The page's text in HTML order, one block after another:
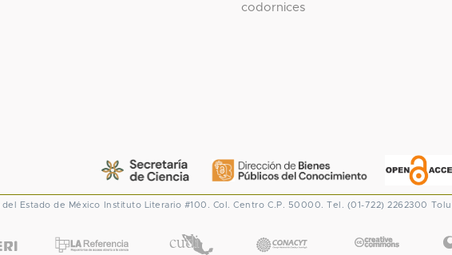
codornices
Estado de México Instituto Literario #100. Col. Centro C.P. 50000. Tel. (01-722) 2262300